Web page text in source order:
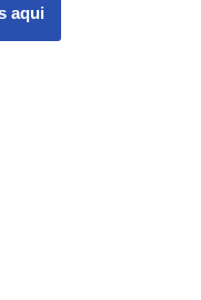
aqui